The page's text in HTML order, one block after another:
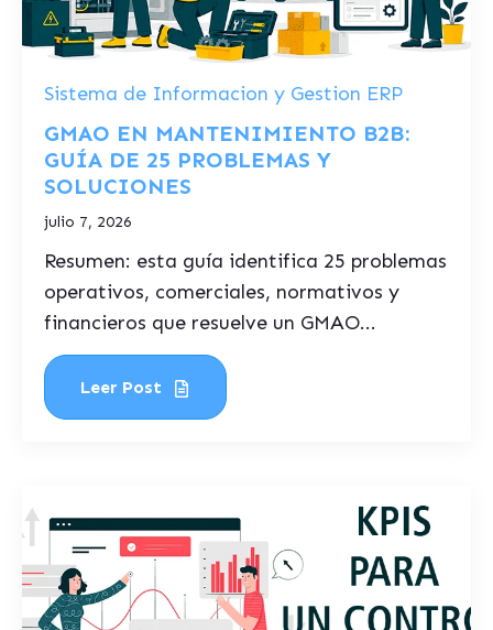
Sistema de Informacion y Gestion ERP
GMAO EN MANTENIMIENTO B2B:
GUÍA DE 25 PROBLEMAS Y
SOLUCIONES
julio 7, 2026
Resumen: esta guía identifica 25 problemas
operativos, comerciales, normativos y
financieros que resuelve un GMAO...
Leer Post